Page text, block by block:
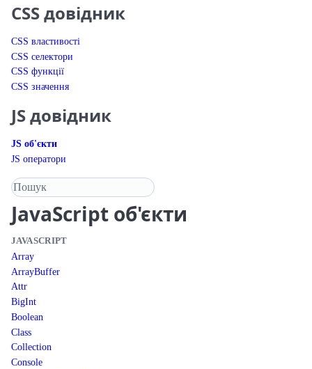
CSS довідник
CSS властивості
CSS селектори
CSS функції
CSS значення
JS довідник
JS об'єкти
JS оператори
Пошук у довіднику
JavaScript об'єкти
JAVASCRIPT
Array
ArrayBuffer
Attr
BigInt
Boolean
Class
Collection
Console